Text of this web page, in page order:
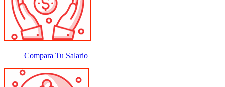
Compara Tu Salario